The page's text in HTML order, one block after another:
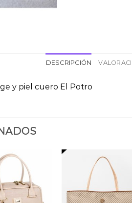
DESCRIPCIÓN
y piel cuero El Potro